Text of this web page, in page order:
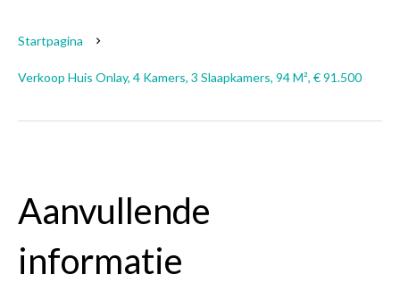
Startpagina
Verkoop Huis Onlay, 4 Kamers, 3 Slaapkamers, 94 M², € 91.500
Aanvullende
informatie